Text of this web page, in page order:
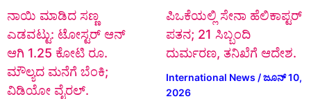
ನಾಯಿ ಮಾಡಿದ ಸಣ್ಣ
ಎಡವಟ್ಟು: ಟೋಸ್ಟರ್ ಆನ್
ಆಗಿ 1.25 ಕೋಟಿ ರೂ.
ಮೌಲ್ಯದ ಮನೆಗೆ ಬೆಂಕಿ;
ವಿಡಿಯೋ ವೈರಲ್.
ಪಿಒಕೆಯಲ್ಲಿ ಸೇನಾ ಹೆಲಿಕಾಪ್ಟರ್
ಪತನ; 21 ಸಿಬ್ಬಂದಿ
ದುರ್ಮರಣ, ತನಿಖೆಗೆ ಆದೇಶ.
International News /ಜೂನ್ 10,
2026